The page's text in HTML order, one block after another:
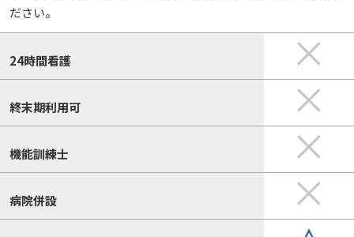
ださい。
24時間看護
終末期利用可
機能訓練士
病院併設